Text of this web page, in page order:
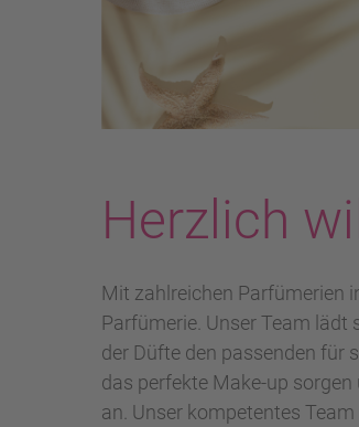
Herzlich
Mit zahlreichen Parfümerien
Parfümerie. Unser Team lädt
der Düfte den passenden für
das perfekte Make-up sorgen
an. Unser kompetentes